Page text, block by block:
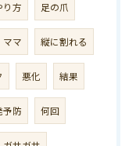
り方 足の爪
ママ 縦に割れる
悪化 結果
予防 何回